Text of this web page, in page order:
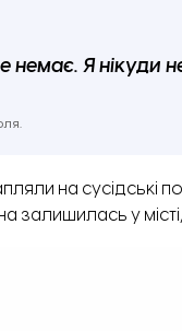
немає. Я
на сусідські
залишилась у